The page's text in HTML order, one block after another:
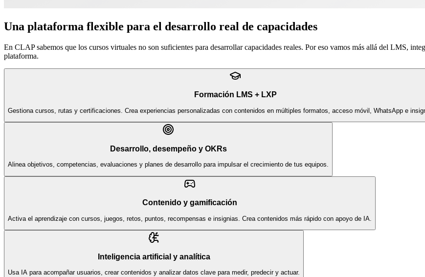
Una plataforma flexible para el desarrollo real de capacidades
En CLAP sabemos que los cursos virtuales no son suficientes para desarrollar capacidades reales. Por eso vamos más allá del LMS,
plataforma.
Formación LMS + LXP
Gestiona cursos, rutas y certificaciones. Crea experiencias personalizadas con contenidos en múltiples formatos, acceso móvil, WhatsApp e
Desarrollo, desempeño y OKRs
Alinea objetivos, competencias, evaluaciones y planes de desarrollo para impulsar el crecimiento de tus equipos.
Contenido y gamificación
Activa el aprendizaje con cursos, juegos, retos, puntos, recompensas e insignias. Crea contenidos más rápido con apoyo de IA.
Inteligencia artificial y analítica
Usa IA para acompañar usuarios, crear contenidos y analizar datos clave para medir, predecir y actuar.